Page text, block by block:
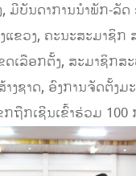
, ມີບັນດາການນຳພັກ-ລັດ
ແຂວງ, ຄະນະສະມາຊິກ
ດເລືອກຕັ້ງ, ສະມາຊິກສ
ງຊາດ, ອົງການຈັດຕັ້ງ
ຖືກເຊີນເຂົ້າຮ່ວມ 100